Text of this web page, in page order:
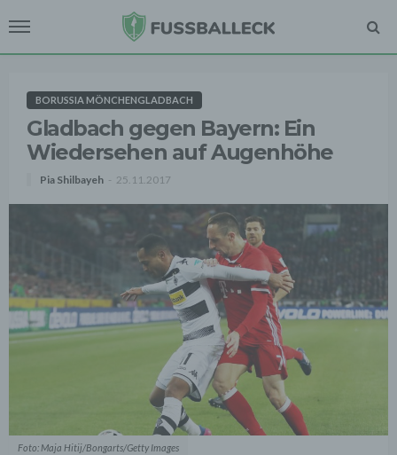
BORUSSIA MÖNCHENGLADBACH
Gladbach gegen Bayern: Ein
Wiedersehen auf Augenhöhe
Pia Shilbayeh 25.11.2017
Foto: Maja Hitij/Bongarts/Getty Images